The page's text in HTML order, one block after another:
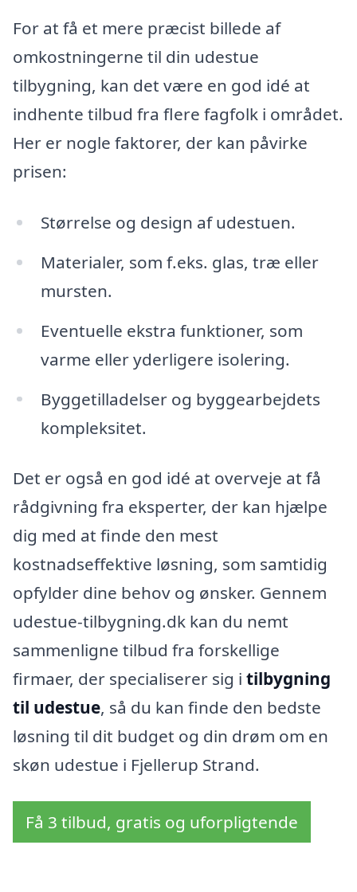
For at få et mere præcist billede af
omkostningerne til din udestue
tilbygning, kan det være en god idé at
indhente tilbud fra flere fagfolk i området.
Her er nogle faktorer, der kan påvirke
prisen:
Størrelse og design af udestuen.
Materialer, som f.eks. glas, træ eller
mursten.
Eventuelle ekstra funktioner, som
varme eller yderligere isolering.
Byggetilladelser og byggearbejdets
kompleksitet.
Det er også en god idé at overveje at få
rådgivning fra eksperter, der kan hjælpe
dig med at finde den mest
kostnadseffektive løsning, som samtidig
opfylder dine behov og ønsker. Gennem
udestue-tilbygning.dk kan du nemt
sammenligne tilbud fra forskellige
firmaer, der specialiserer sig i tilbygning
til udestue, så du kan finde den bedste
løsning til dit budget og din drøm om en
skøn udestue i Fjellerup Strand.
Få 3 tilbud, gratis og uforpligtende